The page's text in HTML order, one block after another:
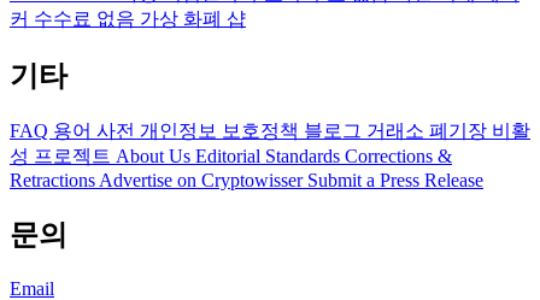
커 수수료 없음 가상 화폐 샵
기타
FAQ 용어 사전 개인정보 보호정책 블로그 거래소 폐기장 비활
성 프로젝트 About Us Editorial Standards Corrections &
Retractions Advertise on Cryptowisser Submit a Press Release
문의
Email